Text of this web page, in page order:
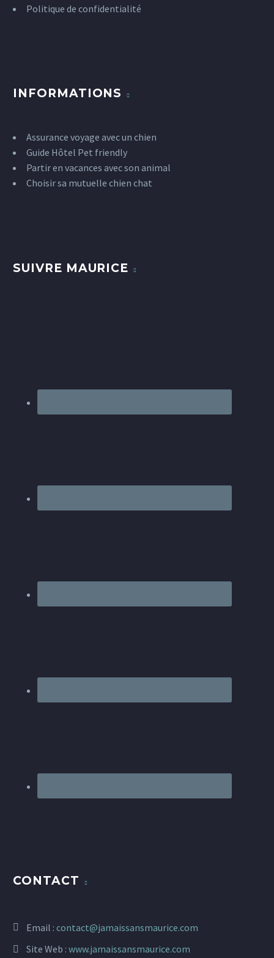
Politique de confidentialité
INFORMATIONS
Assurance voyage avec un chien
Guide Hôtel Pet friendly
Partir en vacances avec son animal
Choisir sa mutuelle chien chat
SUIVRE MAURICE
CONTACT
Email : contact@jamaissansmaurice.com
Site Web : www.jamaissansmaurice.com